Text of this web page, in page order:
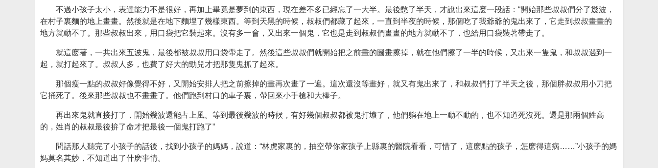
不過小孩子太小，表達能力不是很好，再加上畢竟是夢到的東西，現在差不多已經忘了一大半。最後憋了半天，才說出來這麽一段話：“開始那些叔叔們分了幾波，
在村子裏麵的地上畫畫。然後就是在地下麵埋了幾樣東西。等到天黑的時候，叔叔們都藏了起來，一直到半夜的時候，那個吃了我爺爺的鬼出來了，它走到叔叔畫畫的
地方就動不了。那些叔叔出來，用口袋把它裝起來。沒有多一會，又出來一個鬼，它也是走到叔叔們畫畫的地方就動不了，也給用口袋裝著帶走了。
就這麽著，一共出來五波鬼，最後都被叔叔用口袋帶走了。然後這些叔叔們就開始把之前畫的圖畫擦掉，就在他們擦了一半的時候，又出來一隻鬼，和叔叔遇到一
起，就打起來了。叔叔人多，也費了好大的勁兒才把那隻鬼抓了起來。
那個瘦一點的叔叔好像覺得不好，又開始安排人把之前擦掉的畫再次畫了一遍。這次還沒等畫好，就又有鬼出來了，和叔叔們打了半天之後，那個胖叔叔用小刀把
它捅死了。後來那些叔叔也不畫畫了。他們跑到村口的車子裏，帶回來小手槍和大棒子。
再出來鬼就直接打了，開始幾波還能占上風。等到最後幾波的時候，有好幾個叔叔都被鬼打壞了，他們躺在地上一動不動的，也不知道死沒死。還是那兩個姓高
的，姓肖的叔叔最後拚了命才把最後一個鬼打跑了”
問話那人聽完了小孩子的話後，找到小孩子的媽媽，說道：“林虎家裏的，抽空帶你家孩子上縣裏的醫院看看，可惜了，這麽點的孩子，怎麽得這病……”小孩子的媽
媽莫名其妙，不知道出了什麽事情。